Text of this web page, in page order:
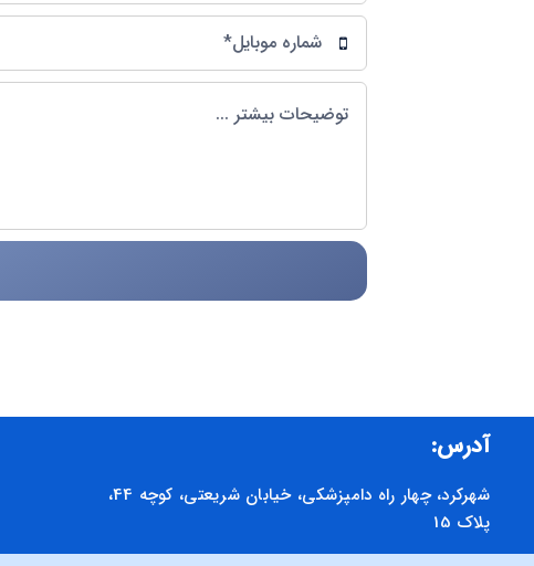
آدرس:
شهرکرد، چهار راه دامپزشکی، خیابان شریعتی، کوچه 44،
پلاک 15